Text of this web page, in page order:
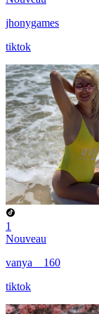
jhonygames
tiktok
1
Nouveau
vanya__160
tiktok